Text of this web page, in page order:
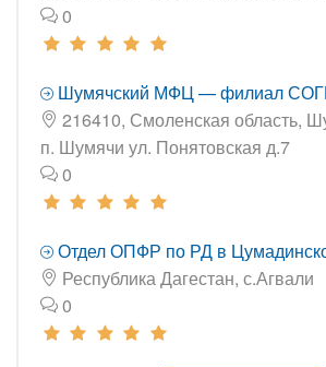
0
Шумячский МФЦ — филиал
216410, Смоленская область,
п. Шумячи ул. Понятовская д.7
0
Отдел ОПФР по РД в
Республика Дагестан, с.Агвали
0